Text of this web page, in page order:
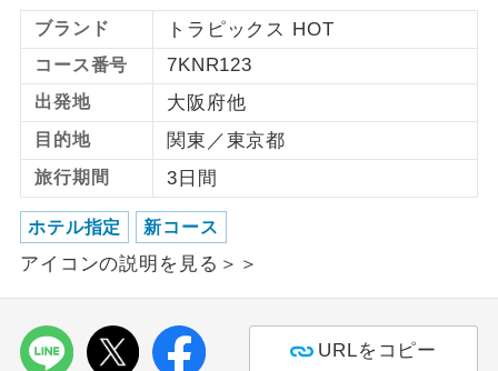
ブランド トラピックス HOT
コース番号 7KNR123
出発地 大阪府他
目的地 関東／東京都
旅行期間 3日間
ホテル指定 新コース
アイコンの説明を見る＞＞
URLをコピー
加限定
スです。
1名様1室同代
金
コースです。
ご夫婦限定
ご夫婦限定でご参加いただけるコースで
す。
女性限定
女性限定でご参加いただけるコースで
す。
年齢制限あり
利用航空会社が指定なので、ご出発の計